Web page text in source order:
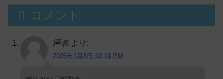
コメント
匿名 より:
2026年1月8日 10:19 PM